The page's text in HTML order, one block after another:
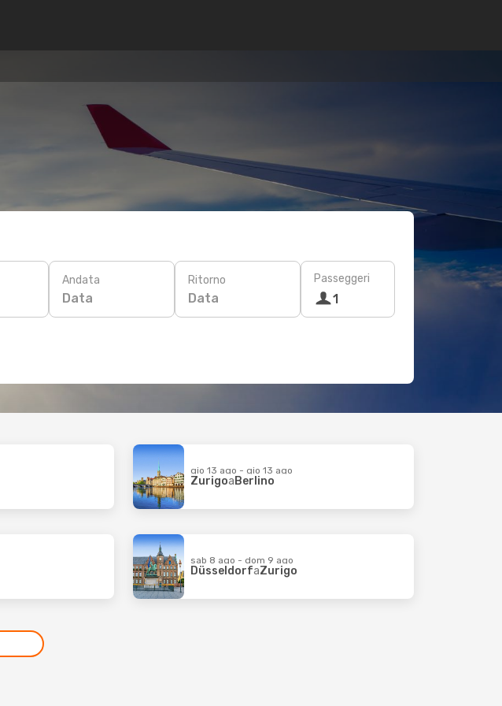
Andata
Data
Ritorno
Data
Passeggeri
1
gio 13 ago - gio 13 ago
Zurigoa Berlino
sab 8 ago - dom 9 ago
DüsseldorfaZurigo